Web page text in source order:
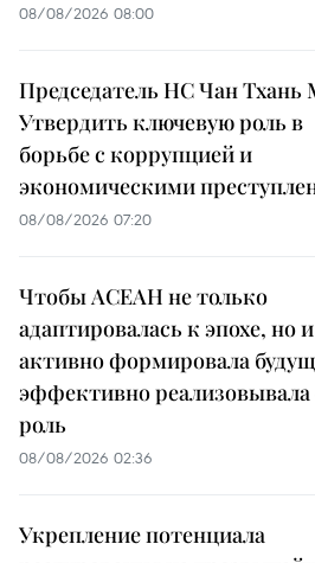
08/08/2026 08:00
Председатель НС Чан Тхань
Утвердить ключевую роль в
борьбе с коррупцией и
экономическими
08/08/2026 07:20
Чтобы АСЕАН не только
адаптировалась к эпохе, но и
активно формировала
эффективно
роль
08/08/2026 02:36
Укрепление потенциала